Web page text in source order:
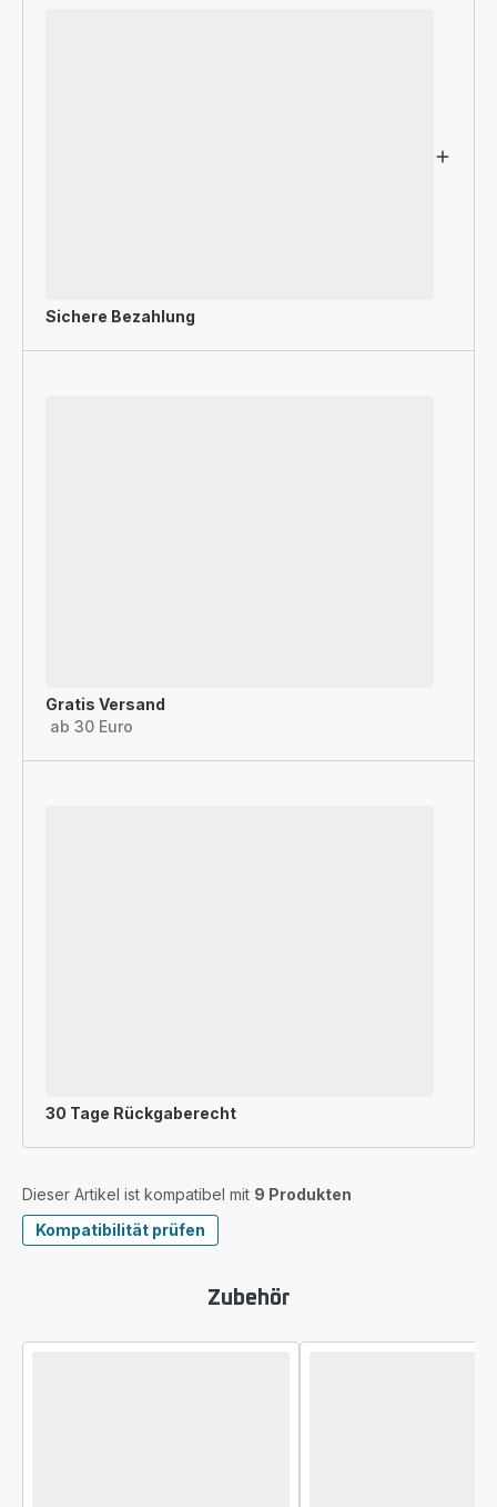
Sichere Bezahlung
Gratis Versand
ab 30 Euro
30 Tage Rückgaberecht
Dieser Artikel ist kompatibel mit 9 Produkten
Kompatibilität prüfen
Zubehör